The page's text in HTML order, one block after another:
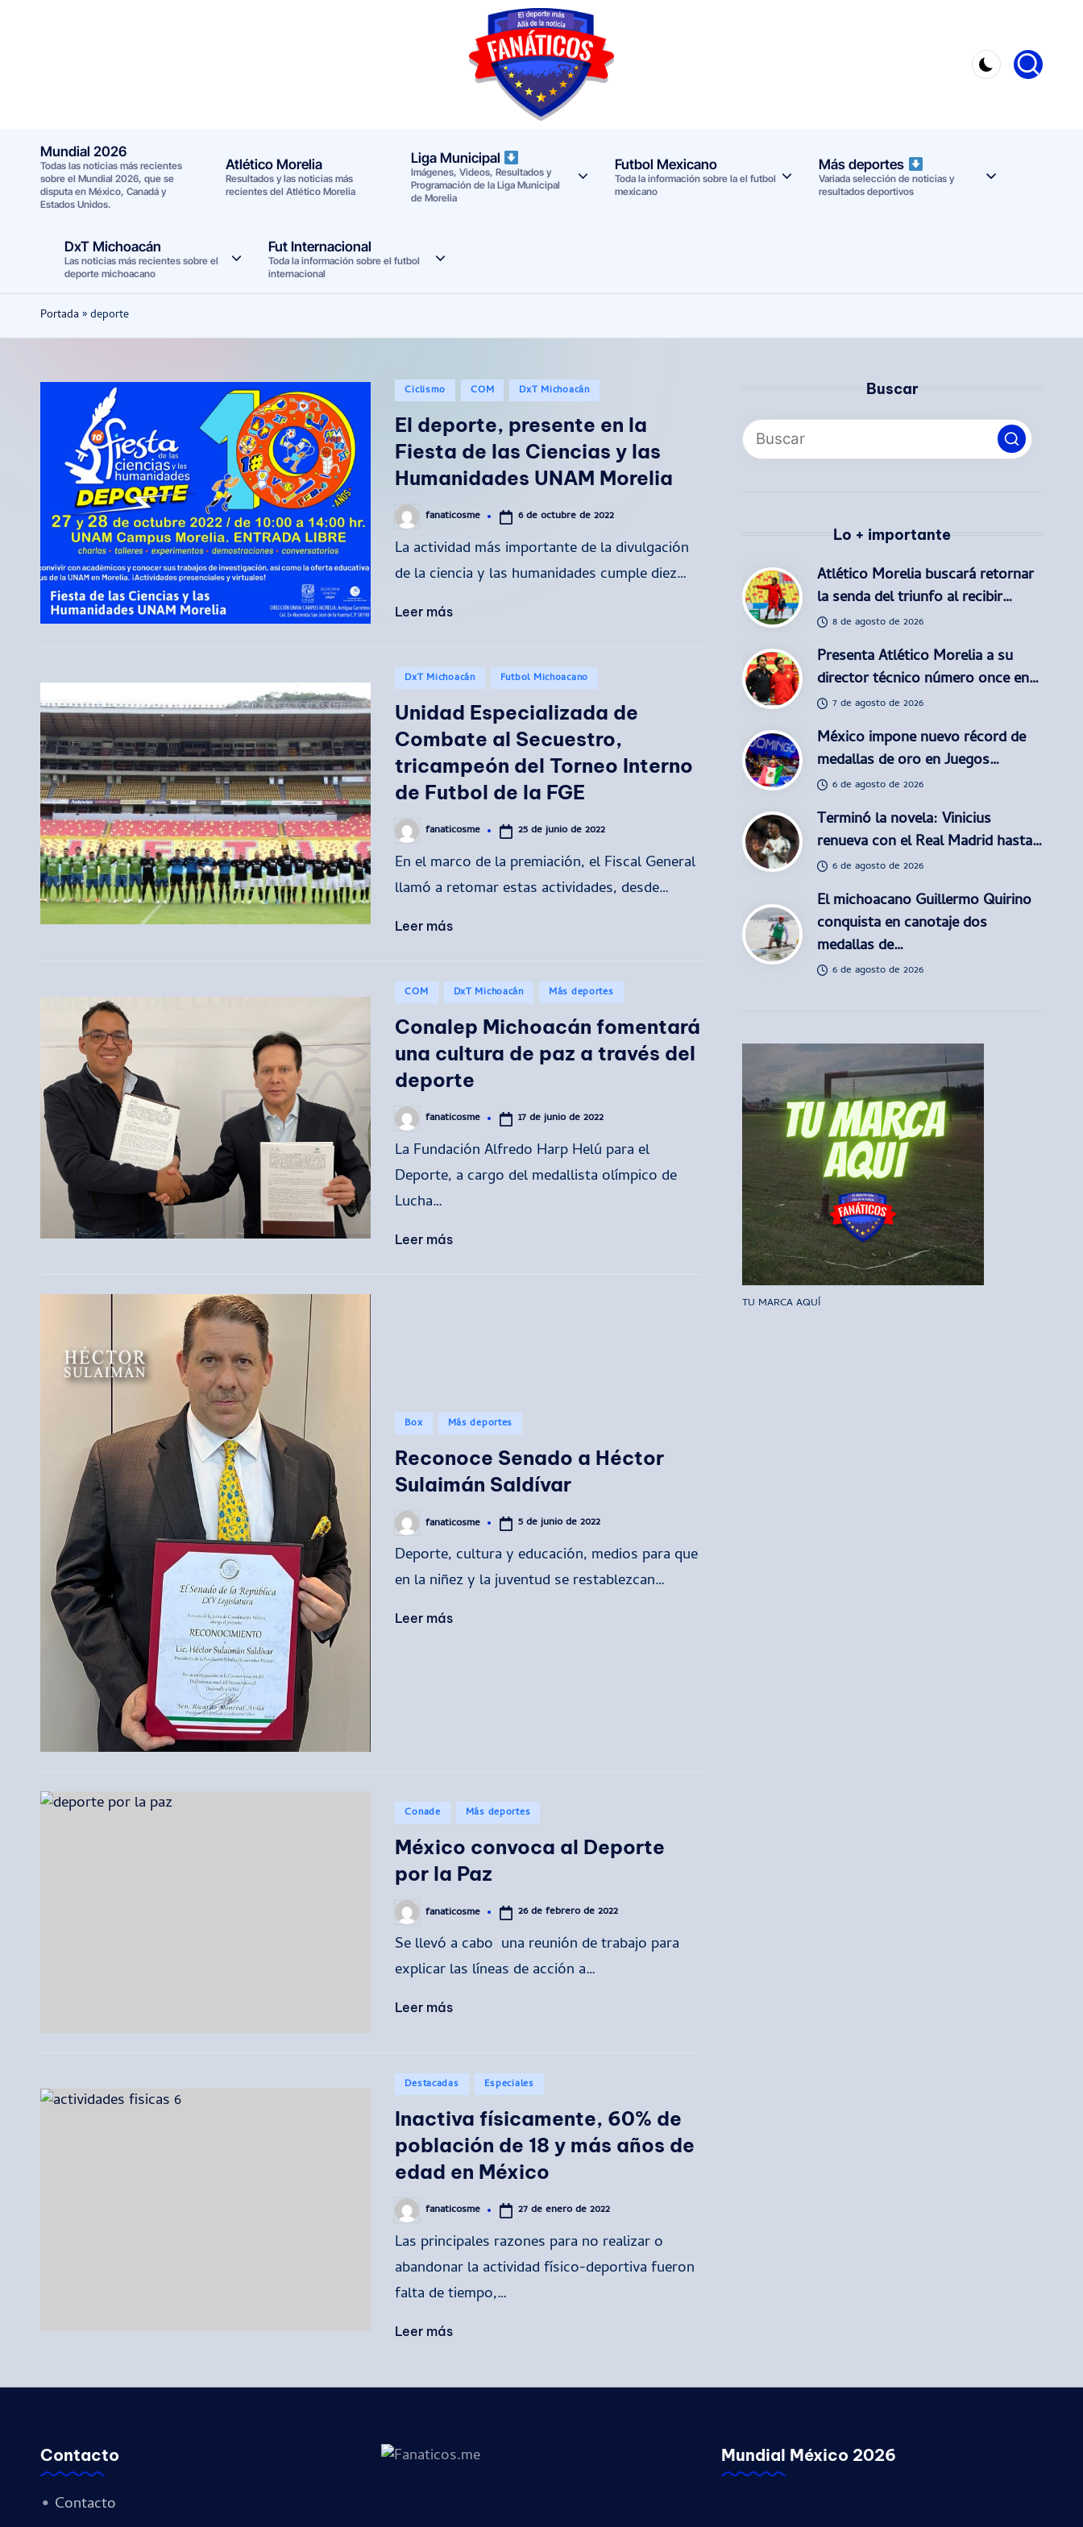
F
a
a
Noticias
deportivas
2026
Mundial 2026
Todas las noticias más recientes
sobre el Mundial 2026, que se
disputa en México, Canadá y
Estados Unidos.
Atlético Morelia
Resultados y las noticias más
recientes del Atlético Morelia
Liga Municipal
Imágenes, Videos, Resultados y
Programación de la Liga Municipal
de Morelia
Futbol Mexicano
Toda la información sobre la el futbol
mexicano
Más deportes
Variada selección de noticias y
resultados deportivos
DxT Michoacán
Las noticias más recientes sobre el
deporte michoacano
Fut Internacional
Toda la información sobre el futbol
internacional
Portada »deporte
Publicado
Ciclismo COM DxT Michoacán
El deporte, presente en la
Fiesta de las Ciencias y las
Humanidades UNAM Morelia
Publicado
por
fanaticosme 6 de octubre de 2022
La actividad más importante de la divulgación
de la ciencia y las humanidades cumple diez…
Leer más
Publicado
DxT Michoacán Futbol Michoacano
Unidad Especializada de
Combate al Secuestro,
tricampeón del Torneo Interno
de Futbol de la FGE
Publicado
por
fanaticosme 25 de junio de 2022
En el marco de la premiación, el Fiscal General
llamó a retomar estas actividades, desde…
Leer más
Publicado
COM DxT Michoacán Más deportes
Conalep Michoacán fomentará
una cultura de paz a través del
deporte
Publicado
por
fanaticosme 17 de junio de 2022
La Fundación Alfredo Harp Helú para el
Deporte, a cargo del medallista olímpico de
Lucha…
Leer más
Publicado
en
Box Más deportes
Reconoce Senado a Héctor
Sulaimán Saldívar
Publicado
por
fanaticosme 5 de junio de 2022
Deporte, cultura y educación, medios para que
en la niñez y la juventud se restablezcan…
Leer más
Publicado
Conade Más deportes
México convoca al Deporte
por la Paz
Publicado
por
fanaticosme 26 de febrero de 2022
Se llevó a cabo una reunión de trabajo para
explicar las líneas de acción a…
Leer más
Publicado
Destacadas Especiales
Inactiva físicamente, 60% de
población de 18 y más años de
edad en México
Publicado
por
fanaticosme 27 de enero de 2022
Las principales razones para no realizar o
abandonar la actividad físico-deportiva fueron
falta de tiempo,…
Leer más
Buscar
Lo + importante
Atlético Morelia buscará retornar
la senda del triunfo al recibir…
8 de agosto de 2026
Presenta Atlético Morelia a su
director técnico número once en…
7 de agosto de 2026
México impone nuevo récord de
medallas de oro en Juegos…
6 de agosto de 2026
Terminó la novela: Vinicius
renueva con el Real Madrid hasta…
6 de agosto de 2026
El michoacano Guillermo Quirino
conquista en canotaje dos
medallas de…
6 de agosto de 2026
TU MARCA AQUÍ
Contacto
• Contacto
Mundial México 2026